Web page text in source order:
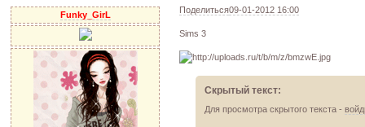
Поделиться09-01-2012 16:00
Funky_GirL
Sims 3
Скрытый текст:
Для просмотра скрытого текста -